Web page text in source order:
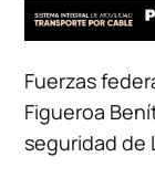
Fuerzas
Figueroa
seguridad de